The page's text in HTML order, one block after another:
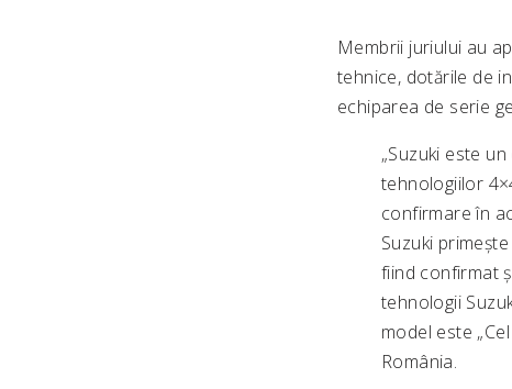
Membrii juriului au
tehnice, dotările de
echiparea de serie
„Suzuki este
tehnologiilor
confirmare în
Suzuki
fiind confirmat
tehnologii
model este
România.